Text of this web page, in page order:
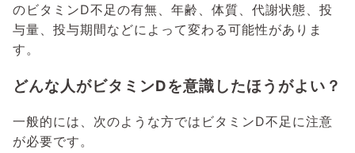
のビタミンD不足の有無、年齢、体質、代謝状態、投
与量、投与期間などによって変わる可能性がありま
す。
どんな人がビタミンDを意識したほうがよい？
一般的には、次のような方ではビタミンD不足に注意
が必要です。